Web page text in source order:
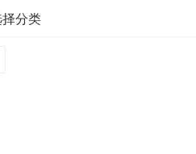
分类